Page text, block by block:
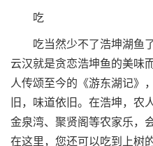
吃
吃当然少不了浩坤湖鱼了
云汉就是贪恋浩坤鱼的美味
人传颂至今的《游东湖记》
旧，味道依旧。在浩坤，农
金泉湾、聚贤阁等农家乐，
在这里，您还可以吃到上树